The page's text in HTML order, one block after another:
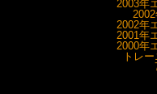
2003年
2002年
2001年
2000年
トレ